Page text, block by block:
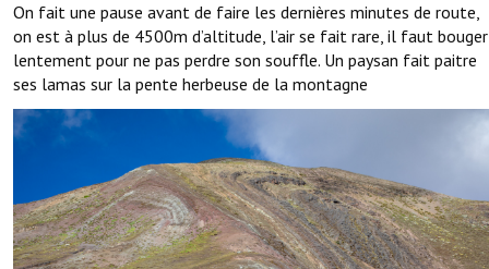
On fait une pause avant de faire les dernières minutes de route,
on est à plus de 4500m d’altitude, l’air se fait rare, il faut bouger
lentement pour ne pas perdre son souffle. Un paysan fait paitre
ses lamas sur la pente herbeuse de la montagne